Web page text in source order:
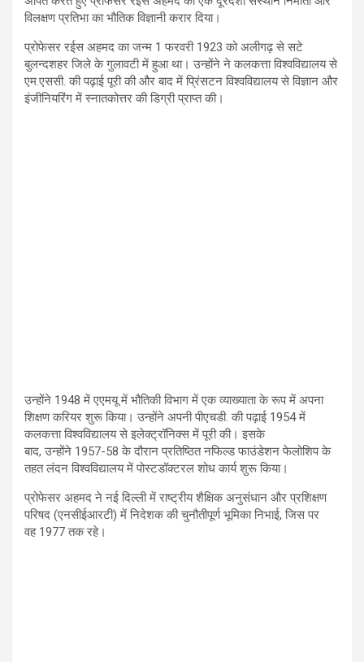
विलक्षण प्रतिभा का भौतिक विज्ञानी करार दिया।
प्रोफेसर रईस अहमद का जन्म 1 फरवरी 1923 को अलीगढ़ से सटे
बुलन्दशहर जिले के गुलावटी में हुआ था। उन्होंने ने कलकत्ता विश्वविद्यालय से
एम.एससी. की पढ़ाई पूरी की और बाद में प्रिंसटन विश्वविद्यालय से विज्ञान और
इंजीनियरिंग में स्नातकोत्तर की डिग्री प्राप्त की।
उन्होंने 1948 में एएमयू में भौतिकी विभाग में एक व्याख्याता के रूप में अपना
शिक्षण करियर शुरू किया। उन्होंने अपनी पीएचडी. की पढ़ाई 1954में
कलकत्ता विश्वविद्यालय से इलेक्ट्रॉनिक्स में पूरी की। इसके
बाद,उन्होंने 1957-58 के दौरान प्रतिष्ठित नफिल्ड फाउंडेशन फेलोशिप के
तहत लंदन विश्वविद्यालय में पोस्टडॉक्टरल शोध कार्य शुरू किया।
प्रोफेसर अहमद ने नई दिल्ली में राष्ट्रीय शैक्षिक अनुसंधान और प्रशिक्षण
परिषद (एनसीईआरटी) में निदेशक की चुनौतीपूर्ण भूमिका निभाई,जिस पर
वह 1977तक रहे।